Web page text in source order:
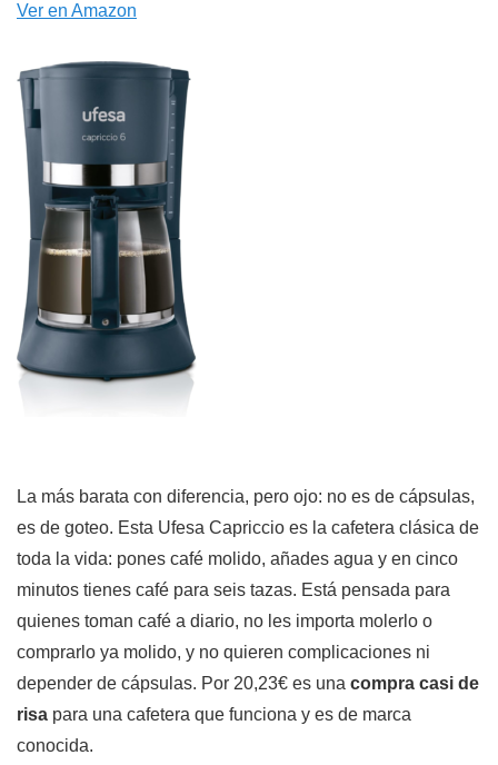
Ver en Amazon
La más barata con diferencia, pero ojo: no es de cápsulas,
es de goteo. Esta Ufesa Capriccio es la cafetera clásica de
toda la vida: pones café molido, añades agua y en cinco
minutos tienes café para seis tazas. Está pensada para
quienes toman café a diario, no les importa molerlo o
comprarlo ya molido, y no quieren complicaciones ni
depender de cápsulas. Por 20,23€ es una compra casi de
risa para una cafetera que funciona y es de marca
conocida.